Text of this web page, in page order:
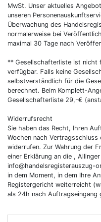
MwSt. Unser aktuelles
unseren
Überwachung des
normalerweise bei
maximal 30 Tage nach
** Gesellschafterliste ist nicht
verfügbar. Falls keine
selbstverständlich für die
berechnet. Beim Komplett-
Gesellschafterliste 29,-€
Widerrufsrecht
Sie haben das Recht, Ihren
Wochen nach Vertragsschluss
widerrufen. Zur Wahrung der
einer Erklärung an die ,
info@handelsregisterauszug-
in dem Moment, in dem Ihre
Registergericht weiterreicht
als 24h nach Auftragseingang